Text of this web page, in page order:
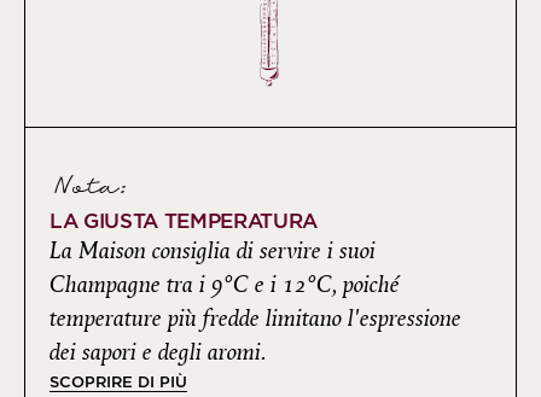
Nota:
LA GIUSTA TEMPERATURA
La Maison consiglia di servire i suoi
Champagne tra i 9°C e i 12°C, poiché
temperature più fredde limitano l'espressione
dei sapori e degli aromi.
SCOPRIRE DI PIÙ